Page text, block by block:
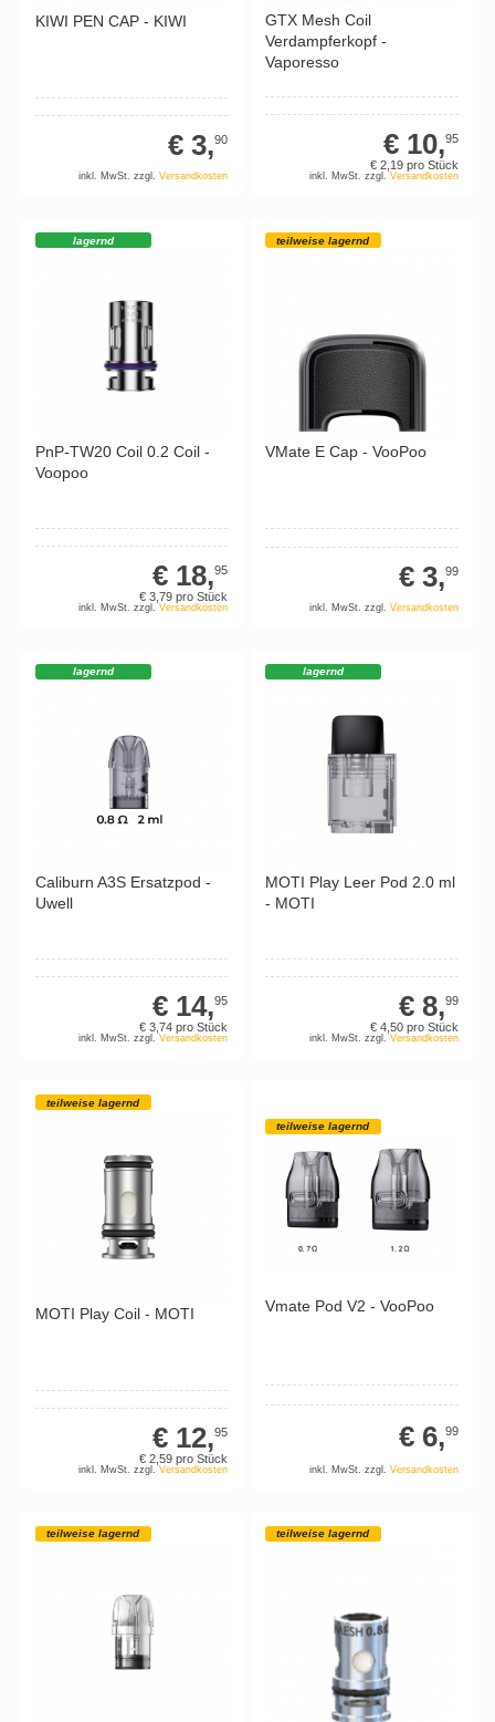
KIWI PEN CAP - KIWI
€ 3,90
inkl. MwSt. zzgl.Versandkosten
GTX Mesh Coil
Verdampferkopf -
Vaporesso
€ 10,95
€ 2,19 pro Stück
inkl. MwSt. zzgl. Versandkosten
lagernd
PnP-TW20 Coil 0.2 Coil -
Voopoo
€ 18,95
€ 3,79 pro Stück
inkl. MwSt. zzgl.Versandkosten
teilweise lagernd
VMate E Cap - VooPoo
€ 3,99
inkl. MwSt. zzgl. Versandkosten
lagernd
Caliburn A3S Ersatzpod -
Uwell
€ 14,95
€ 3,74 pro Stück
inkl. MwSt. zzgl.Versandkosten
lagernd
MOTI Play Leer Pod 2.0 ml
- MOTI
€ 8,99
€ 4,50 pro Stück
inkl. MwSt. zzgl. Versandkosten
teilweise lagernd
MOTI Play Coil - MOTI
€ 12,95
€ 2,59 pro Stück
inkl. MwSt. zzgl.Versandkosten
teilweise lagernd
Vmate Pod V2 - VooPoo
€ 6,99
inkl. MwSt. zzgl. Versandkosten
teilweise lagernd teilweise lagernd